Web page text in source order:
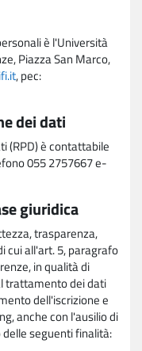
è l'Università
Piazza San Marco,
, pec:
dei dati
(RPD) è contattabile
055 2757667 e-
giuridica
trasparenza,
cui all'art. 5, paragrafo
in qualità di
trattamento dei dati
dell'iscrizione e
anche con l'ausilio di
seguenti finalità: